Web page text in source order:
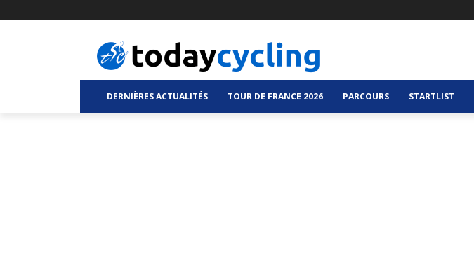
DERNIÈRES ACTUALITÉS TOUR DE FRANCE 2026 PARCOURS STARTLIST